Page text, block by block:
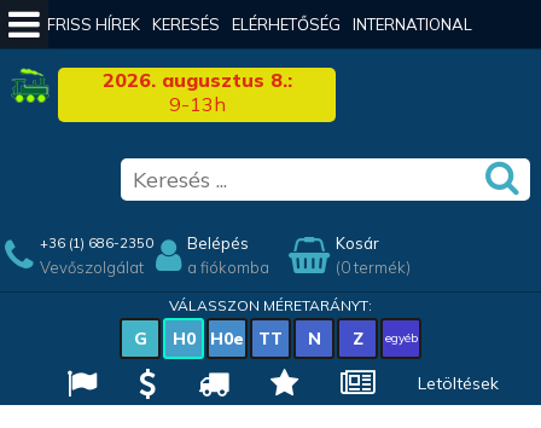
FRISS HÍREK KERESÉS ELÉRHETŐSÉG INTERNATIONAL
2026. augusztus 8.:
9-13h
+36 (1) 686-2350
Vevőszolgálat
Belépés
a fiókomba
Kosár
(0 termék)
VÁLASSZON MÉRETARÁNYT:
G H0 H0e TT N Z egyéb
Letöltések